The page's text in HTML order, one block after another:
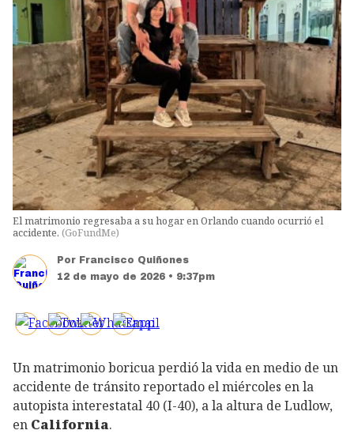
El matrimonio regresaba a su hogar en Orlando cuando ocurrió el
accidente. (GoFundMe)
Por Francisco Quiñones
12 de mayo de 2026 • 9:37pm
Un matrimonio boricua perdió la vida en medio de un
accidente de tránsito reportado el miércoles en la
autopista interestatal 40 (I-40), a la altura de Ludlow,
en California.